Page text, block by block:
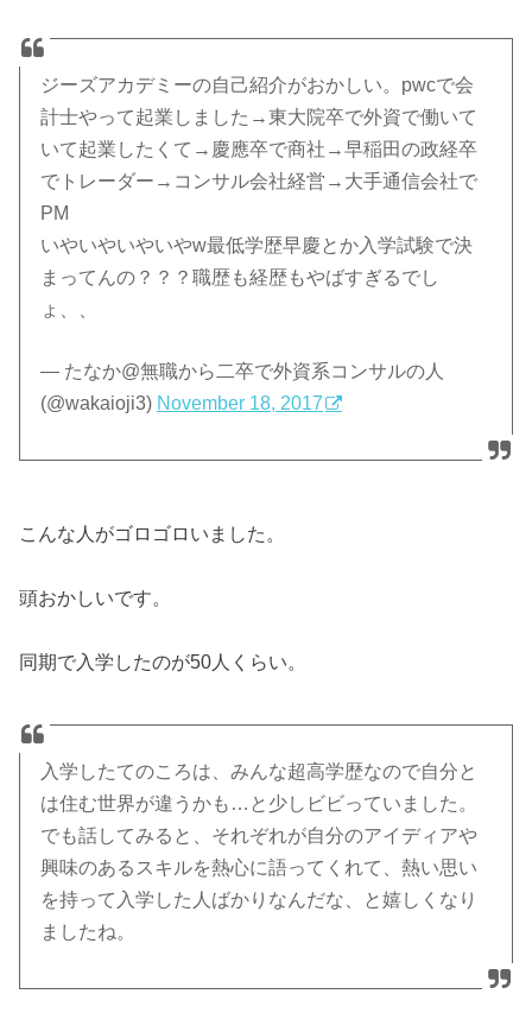
ジーズアカデミーの自己紹介がおかしい。pwcで会
計士やって起業しました→東大院卒で外資で働いて
いて起業したくて→慶應卒で商社→早稲田の政経卒
でトレーダー→コンサル会社経営→大手通信会社で
PM
いやいやいやいやw最低学歴早慶とか入学試験で決
まってんの？？？職歴も経歴もやばすぎるでし
ょ、、
— たなか@無職から二卒で外資系コンサルの人
(@wakaioji3) November 18, 2017
こんな人がゴロゴロいました。
頭おかしいです。
同期で入学したのが50人くらい。
入学したてのころは、みんな超高学歴なので自分と
は住む世界が違うかも…と少しビビっていました。
でも話してみると、それぞれが自分のアイディアや
興味のあるスキルを熱心に語ってくれて、熱い思い
を持って入学した人ばかりなんだな、と嬉しくなり
ましたね。